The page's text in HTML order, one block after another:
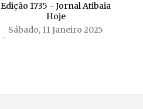
Edição 1735 - Jornal Atibaia
Hoje
Sábado, 11 Janeiro 2025